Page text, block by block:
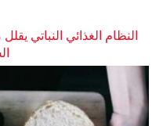
النظام الغذائي النباتي